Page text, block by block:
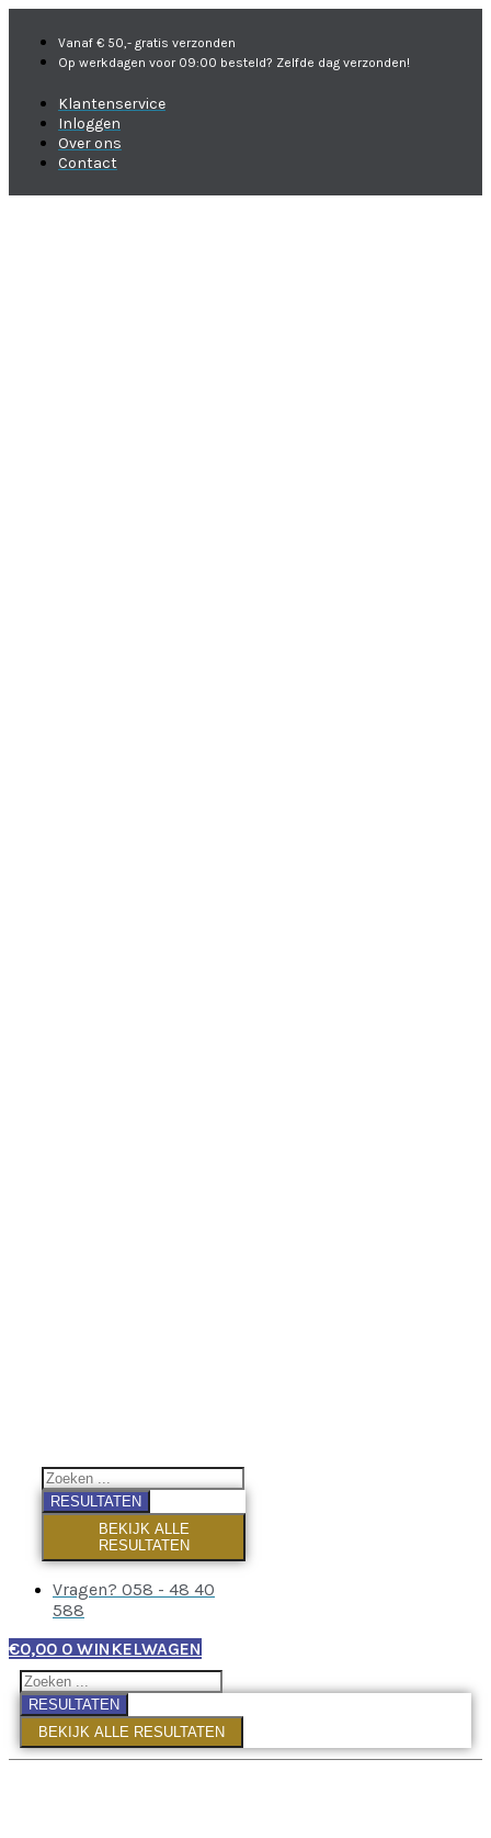
Vanaf € 50,- gratis verzonden
Op werkdagen voor 09:00 besteld? Zelfde dag verzonden!
Klantenservice
Inloggen
Over ons
Contact
RESULTATEN
BEKIJK ALLE
RESULTATEN
Vragen? 058 - 48 40
588
€0,00 0 WINKELWAGEN
RESULTATEN
BEKIJK ALLE RESULTATEN